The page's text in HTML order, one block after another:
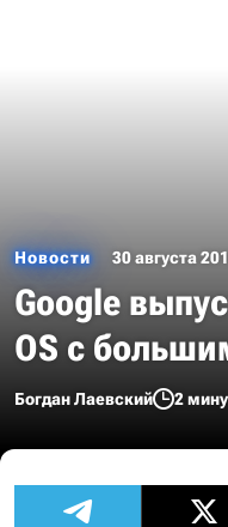
Новости 30 августа
Google
OS с
Богдан Лаевский 2